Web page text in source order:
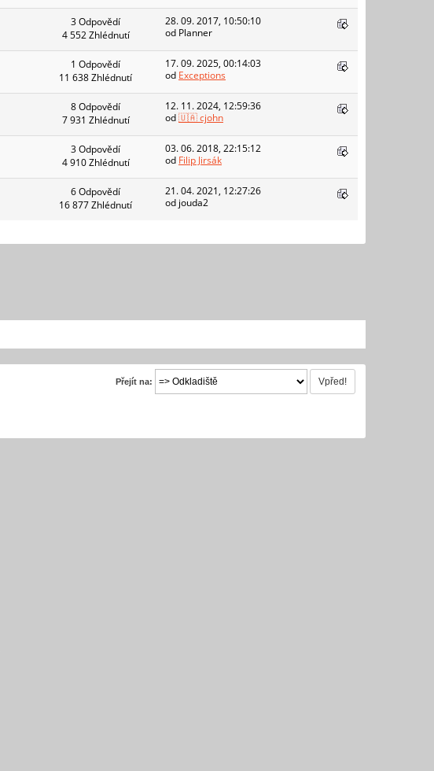
3 Odpovědí
4 552 Zhlédnutí
28. 09. 2017, 10:50:10
od Planner
1 Odpovědí
11 638 Zhlédnutí
17. 09. 2025, 00:14:03
od Exceptions
8 Odpovědí
7 931 Zhlédnutí
12. 11. 2024, 12:59:36
od🇺🇦 cjohn
3 Odpovědí
4 910 Zhlédnutí
03. 06. 2018, 22:15:12
od Filip Jirsák
6 Odpovědí
16 877 Zhlédnutí
21. 04. 2021, 12:27:26
od jouda2
Přejít na: